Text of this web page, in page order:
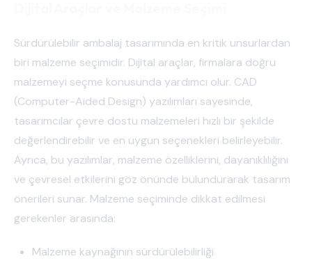
Sürdürülebilir ambalaj tasarımında en kritik unsurlardan
biri malzeme seçimidir. Dijital araçlar, firmalara doğru
malzemeyi seçme konusunda yardımcı olur. CAD
(Computer-Aided Design) yazılımları sayesinde,
tasarımcılar çevre dostu malzemeleri hızlı bir şekilde
değerlendirebilir ve en uygun seçenekleri belirleyebilir.
Ayrıca, bu yazılımlar, malzeme özelliklerini, dayanıklılığını
ve çevresel etkilerini göz önünde bulundurarak tasarım
önerileri sunar. Malzeme seçiminde dikkat edilmesi
gerekenler arasında:
Malzeme kaynağının sürdürülebilirliği